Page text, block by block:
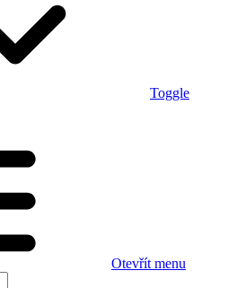
Toggle
Otevřít menu